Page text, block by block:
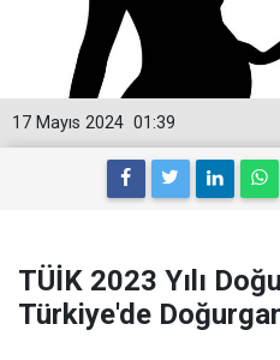
01:39
17 Mayıs 2024
TÜİK 2023 Yılı
Türkiye'de